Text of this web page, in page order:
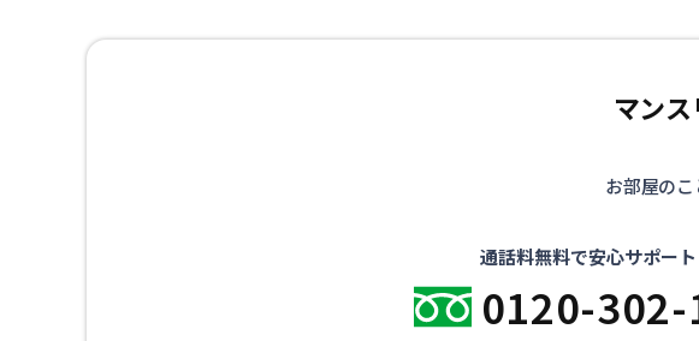
マン
お部屋の
通話料無料で安心サポート
0120-302-